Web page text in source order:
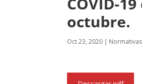
octubre.
Oct 23, 2020 |